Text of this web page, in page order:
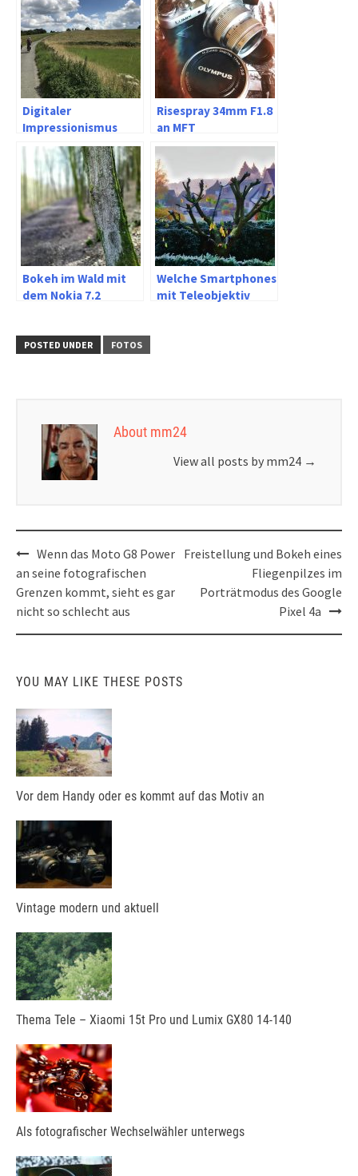
Digitaler
Impressionismus
Risespray 34mm F1.8
an MFT
Bokeh im Wald mit
dem Nokia 7.2
Welche Smartphones
mit Teleobjektiv
POSTED UNDER FOTOS
About mm24
View all posts by mm24 →
Post
navigation
Wenn das Moto G8 Power
an seine fotografischen
Grenzen kommt, sieht es gar
nicht so schlecht aus
Freistellung und Bokeh eines
Fliegenpilzes im
Porträtmodus des Google
Pixel 4a
YOU MAY LIKE THESE POSTS
Vor dem Handy oder es kommt auf das Motiv an
Vintage modern und aktuell
Thema Tele – Xiaomi 15t Pro und Lumix GX80 14-140
Als fotografischer Wechselwähler unterwegs